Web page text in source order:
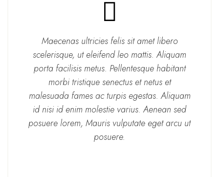
Maecenas ultricies felis sit amet libero
scelerisque, ut eleifend leo mattis. Aliquam
porta facilisis metus. Pellentesque habitant
morbi tristique senectus et netus et
malesuada fames ac turpis egestas. Aliquam
id nisi id enim molestie varius. Aenean sed
posuere lorem, Mauris vulputate eget arcu ut
posuere.